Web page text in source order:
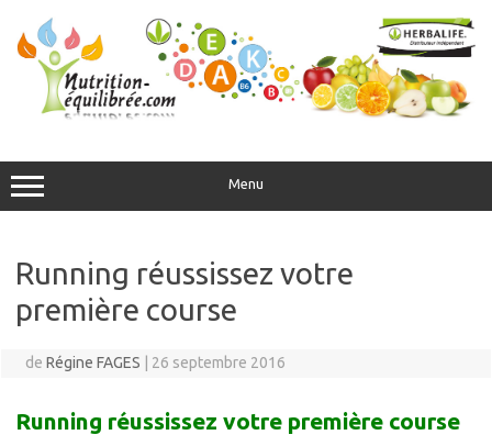
contenu
Menu
Running réussissez votre
première course
de Régine FAGES 26 septembre 2016
Running réussissez votre première course